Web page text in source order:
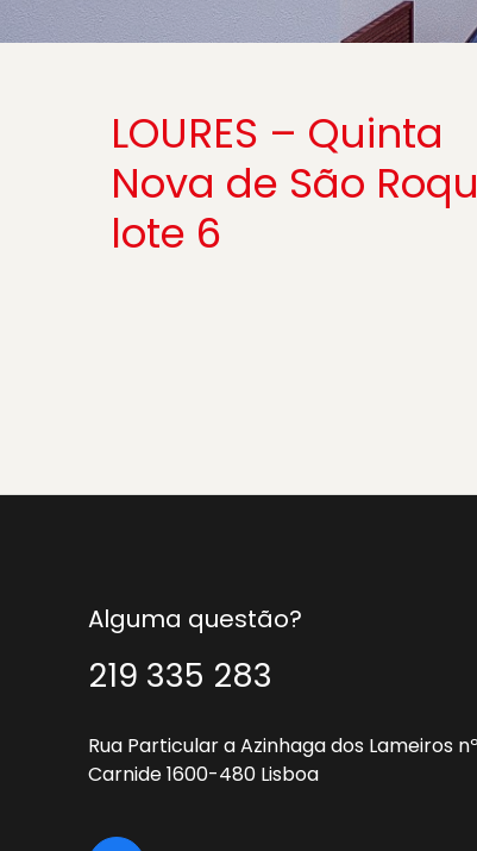
LOURES – Quinta
Nova de São
lote 6
Alguma questão?
219 335 283
Rua Particular a Azinhaga dos Lameiros
Carnide 1600-480 Lisboa